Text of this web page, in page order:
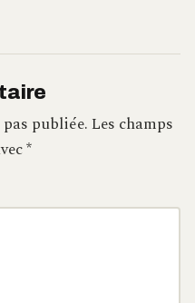
publiée.Les champs
*